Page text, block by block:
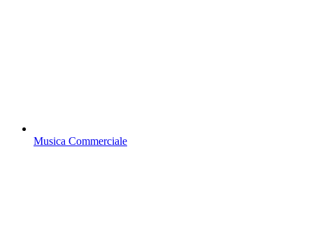
Musica Commerciale